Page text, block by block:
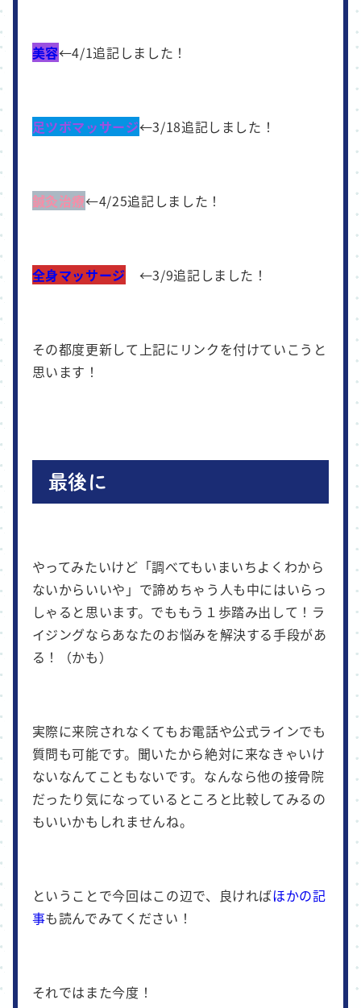
美容←4/1追記しました！
足ツボマッサージ←3/18追記しました！
鍼灸治療←4/25追記しました！
全身マッサージ ←3/9追記しました！
その都度更新して上記にリンクを付けていこうと
思います！
最後に
やってみたいけど「調べてもいまいちよくわから
ないからいいや」で諦めちゃう人も中にはいらっ
しゃると思います。でももう１歩踏み出して！ラ
イジングならあなたのお悩みを解決する手段があ
る！（かも）
実際に来院されなくてもお電話や公式ラインでも
質問も可能です。聞いたから絶対に来なきゃいけ
ないなんてこともないです。なんなら他の接骨院
だったり気になっているところと比較してみるの
もいいかもしれませんね。
ということで今回はこの辺で、良ければほかの記
事も読んでみてください！
それではまた今度！